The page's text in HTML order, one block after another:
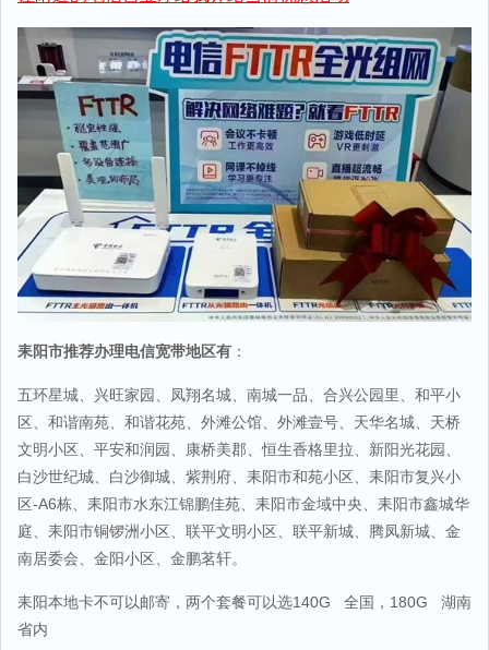
耒阳市推荐办理电信宽带地区有 ：
五环星城、兴旺家园、凤翔名城、南城一品、合兴公园里、和平小
区、和谐南苑、和谐花苑、外滩公馆、外滩壹号、天华名城、天桥
文明小区、平安和润园、康桥美郡、恒生香格里拉、新阳光花园、
白沙世纪城、白沙御城、紫荆府、耒阳市和苑小区、耒阳市复兴小
区-A6栋、耒阳市水东江锦鹏佳苑、耒阳市金域中央、耒阳市鑫城华
庭、耒阳市铜锣洲小区、联平文明小区、联平新城、腾凤新城、金
南居委会、金阳小区、金鹏茗轩。
耒阳本地卡不可以邮寄，两个套餐可以选140G 全国，180G 湖南
省内